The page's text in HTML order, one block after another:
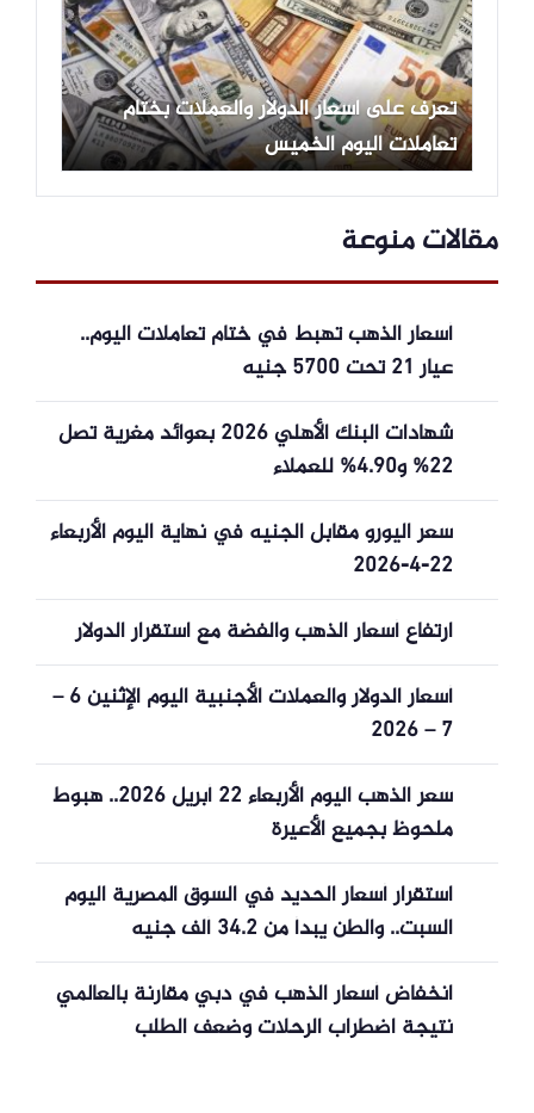
تعرف على أسعار الدولار والعملات بختام
تعاملات اليوم الخميس
مقالات منوعة
أسعار الذهب تهبط في ختام تعاملات اليوم..
عيار 21 تحت 5700 جنيه
شهادات البنك الأهلي 2026 بعوائد مغرية تصل
22% و4.90% للعملاء
سعر اليورو مقابل الجنيه في نهاية اليوم الأربعاء
22-4-2026
ارتفاع أسعار الذهب والفضة مع استقرار الدولار
أسعار الدولار والعملات الأجنبية اليوم الإثنين 6 –
7 – 2026
سعر الذهب اليوم الأربعاء 22 أبريل 2026.. هبوط
ملحوظ بجميع الأعيرة
استقرار أسعار الحديد في السوق المصرية اليوم
السبت.. والطن يبدأ من 34.2 ألف جنيه
انخفاض أسعار الذهب في دبي مقارنة بالعالمي
نتيجة اضطراب الرحلات وضعف الطلب